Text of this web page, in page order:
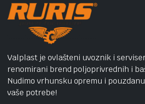
Valplast je ovlašteni uvoznik i
renomirani brend poljoprivrednih i
Nudimo vrhunsku opremu i
vaše potrebe!